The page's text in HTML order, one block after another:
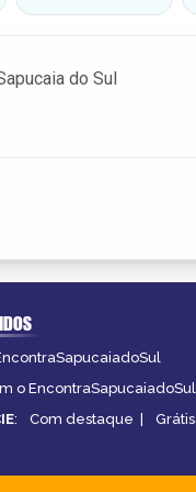
do Sul
o EncontraSapucaiadoSul
: Com destaque | Grátis